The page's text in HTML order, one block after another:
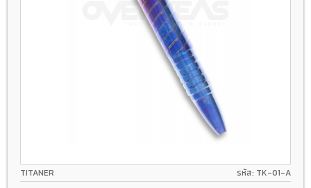
TITANER รหัส: TK-01-A